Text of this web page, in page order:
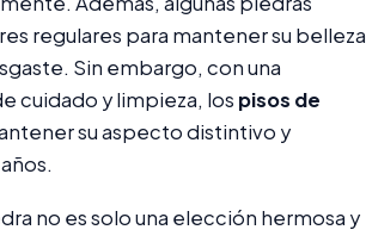
regulares para mantener su belleza
Sin embargo, con una
cuidado y limpieza, los pisos de
su aspecto distintivo y
no es solo una elección hermosa y